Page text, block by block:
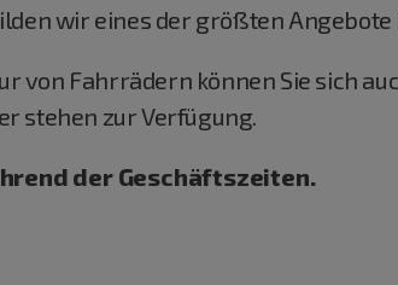
wir eines der größten Angebote
von Fahrrädern können Sie sich
stehen zur Verfügung.
der Geschäftszeiten.